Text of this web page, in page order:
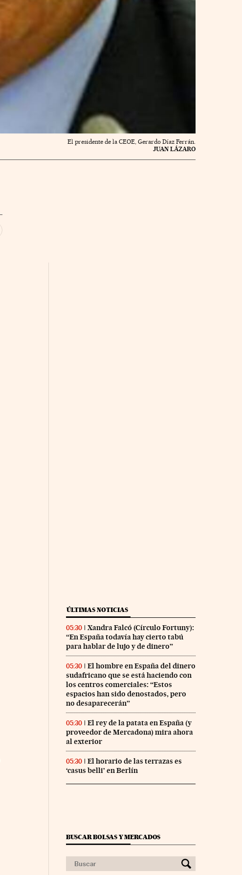
El presidente de la CEOE, Gerardo Díaz Ferrán.
JUAN LÁZARO
ÚLTIMAS NOTICIAS
05:30
Xandra Falcó (Círculo Fortuny):
“En España todavía hay cierto tabú
para hablar de lujo y de dinero”
05:30
El hombre en España del dinero
sudafricano que se está haciendo con
los centros comerciales: “Estos
espacios han sido denostados, pero
no desaparecerán”
05:30
El rey de la patata en España (y
proveedor de Mercadona) mira ahora
al exterior
05:30
El horario de las terrazas es
‘casus belli’ en Berlín
BUSCAR BOLSAS Y MERCADOS